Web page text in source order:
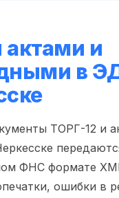
и
в
ТОРГ-12 и
ФНС формате
ошибки в